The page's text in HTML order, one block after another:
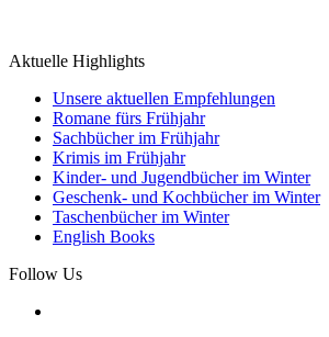
Aktuelle Highlights
Unsere aktuellen Empfehlungen
Romane fürs Frühjahr
Sachbücher im Frühjahr
Krimis im Frühjahr
Kinder- und Jugendbücher im Winter
Geschenk- und Kochbücher im Winter
Taschenbücher im Winter
English Books
Follow Us